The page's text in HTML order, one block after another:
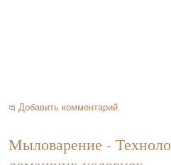
Добавить комментарий
Мыловарение -